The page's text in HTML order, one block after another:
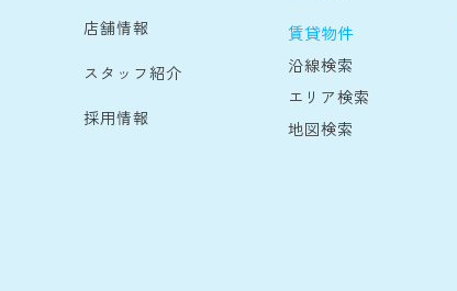
店舗情報
スタッフ紹介
採用情報
賃貸物件
沿線検索
エリア検索
地図検索